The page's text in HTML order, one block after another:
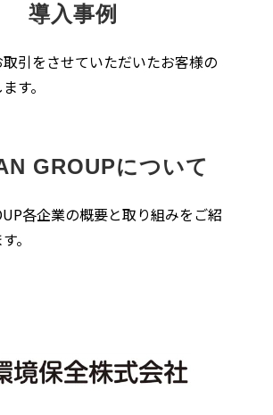
導入事例
引をさせていただいたお客様の
す。
GROUPについて
各企業の概要と取り組みをご紹
。